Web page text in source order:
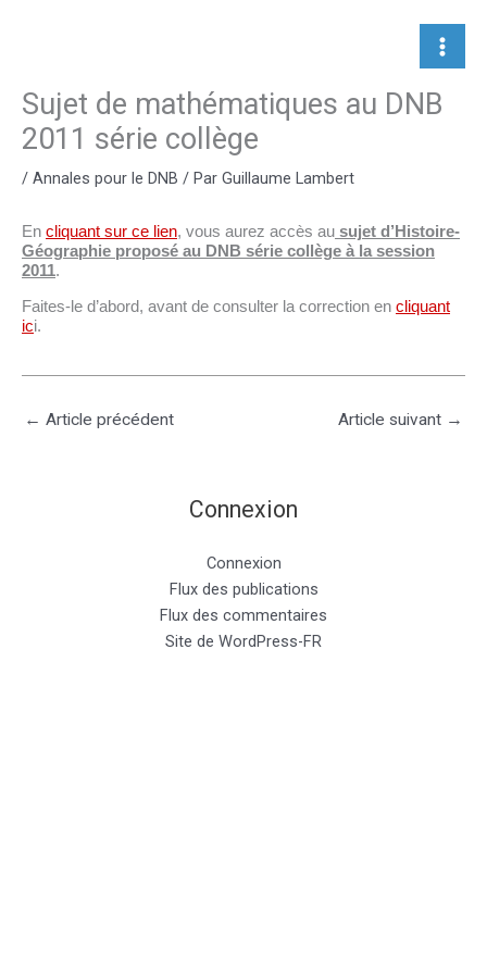
Sujet de mathématiques au DNB
2011 série collège
/ Annales pour le DNB / Par Guillaume Lambert
En cliquant sur ce lien, vous aurez accès au sujet d’Histoire-
Géographie proposé au DNB série collège à la session
2011.
Faites-le d’abord, avant de consulter la correction en cliquant
ici.
← Article précédent Article suivant →
Connexion
Connexion
Flux des publications
Flux des commentaires
Site de WordPress-FR